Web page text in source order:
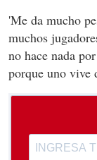
'Me da mucho
muchos
no hace nada
porque uno vive